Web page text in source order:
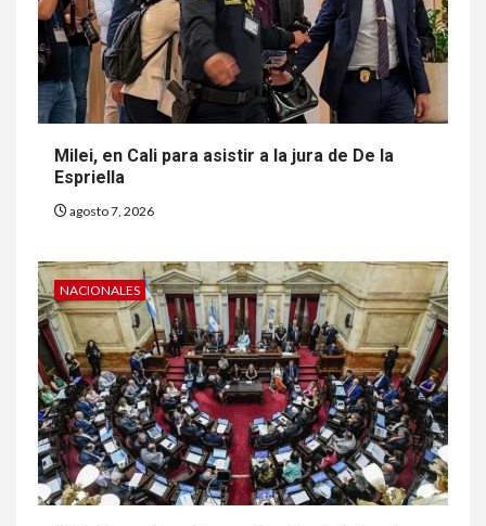
Milei, en Cali para asistir a la jura de De la
Espriella
agosto 7, 2026
NACIONALES